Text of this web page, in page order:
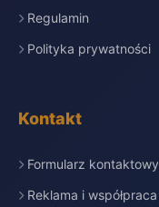
Regulamin
Polityka prywatności
Kontakt
Formularz kontaktowy
Reklama i współpraca